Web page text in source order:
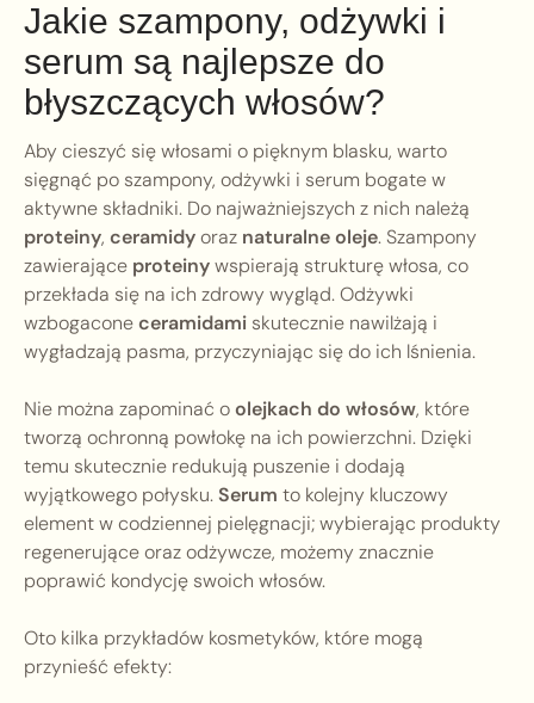
Jakie szampony, odżywki i
serum są najlepsze do
błyszczących włosów?
Aby cieszyć się włosami o pięknym blasku, warto
sięgnąć po szampony, odżywki i serum bogate w
aktywne składniki. Do najważniejszych z nich należą
proteiny, ceramidyoraz naturalne oleje. Szampony
zawierające proteinywspierają strukturę włosa, co
przekłada się na ich zdrowy wygląd. Odżywki
wzbogaconeceramidami skutecznie nawilżają i
wygładzają pasma, przyczyniając się do ich lśnienia.
Nie można zapominać oolejkach do włosów, które
tworzą ochronną powłokę na ich powierzchni. Dzięki
temu skutecznie redukują puszenie i dodają
wyjątkowego połysku.Serum to kolejny kluczowy
element w codziennej pielęgnacji; wybierając produkty
regenerujące oraz odżywcze, możemy znacznie
poprawić kondycję swoich włosów.
Oto kilka przykładów kosmetyków, które mogą
przynieść efekty: